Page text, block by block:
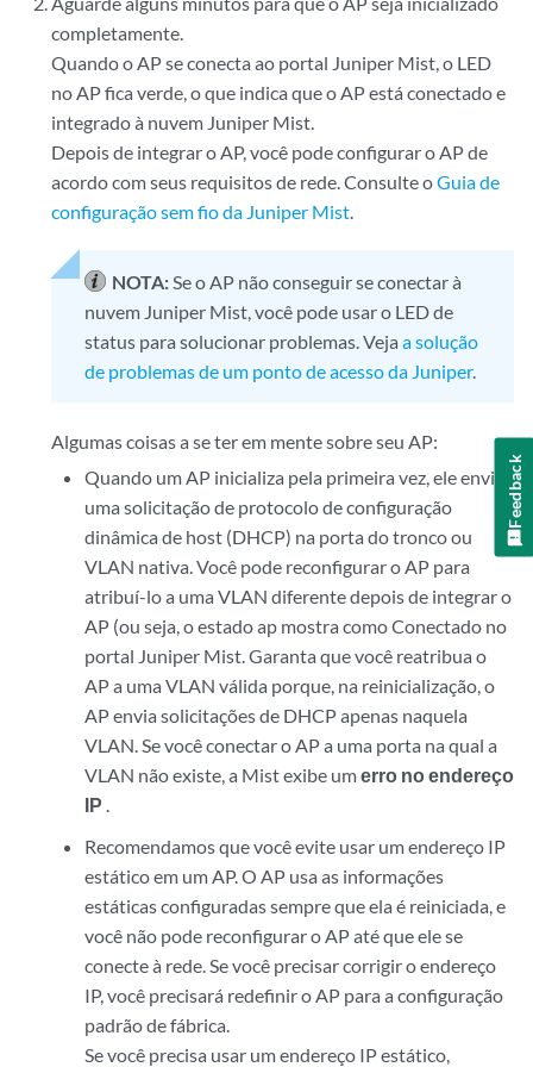
completamente.
Quando o AP se conecta ao portal Juniper Mist, o LED
no AP fica verde, o que indica que o AP está conectado e
integrado à nuvem Juniper Mist.
Depois de integrar o AP, você pode configurar o AP de
acordo com seus requisitos de rede. Consulte oGuia de
configuração sem fio da Juniper Mist.
NOTA:Se o AP não conseguir se conectar à
nuvem Juniper Mist, você pode usar o LED de
status para solucionar problemas. Vejaa solução
de problemas de um ponto de acesso da Juniper.
Algumas coisas a se ter em mente sobre seu AP:
Quando um AP inicializa pela primeira vez, ele envia
uma solicitação de protocolo de configuração
dinâmica de host (DHCP) na porta do tronco ou
VLAN nativa. Você pode reconfigurar o AP para
atribuí-lo a uma VLAN diferente depois de integrar o
AP (ou seja, o estado ap mostra como Conectado no
portal Juniper Mist. Garanta que você reatribua o
AP a uma VLAN válida porque, na reinicialização, o
AP envia solicitações de DHCP apenas naquela
VLAN. Se você conectar o AP a uma porta na qual a
VLAN não existe, a Mist exibe umerro no endereço
IP .
Recomendamos que você evite usar um endereço IP
estático em um AP. O AP usa as informações
estáticas configuradas sempre que ela é reiniciada, e
você não pode reconfigurar o AP até que ele se
conecte à rede. Se você precisar corrigir o endereço
IP, você precisará redefinir o AP para a configuração
padrão de fábrica.
Se você precisa usar um endereço IP estático,
Feedback